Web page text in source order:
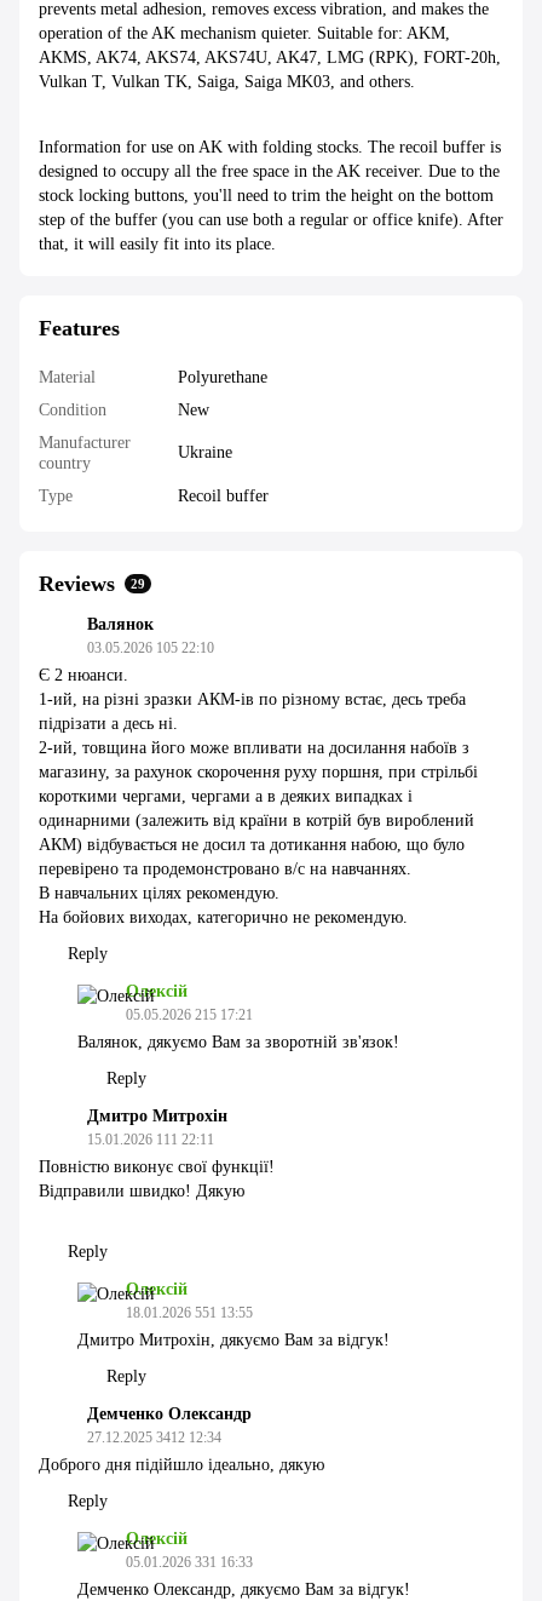
prevents metal adhesion, removes excess vibration, and makes the
operation of the AK mechanism quieter. Suitable for: AKM,
AKMS, AK74, AKS74, AKS74U, AK47, LMG (RPK), FORT-20h,
Vulkan T, Vulkan TK, Saiga, Saiga MK03, and others.
Information for use on AK with folding stocks. The recoil buffer is
designed to occupy all the free space in the AK receiver. Due to the
stock locking buttons, you'll need to trim the height on the bottom
step of the buffer (you can use both a regular or office knife). After
that, it will easily fit into its place.
Features
Material
Polyurethane
Condition
New
Manufacturer
country
Ukraine
Type Recoil buffer
Reviews 29
Валянок
03.05.2026 105 22:10
Є 2 нюанси.
1-ий, на різні зразки АКМ-ів по різному встає, десь треба
підрізати а десь ні.
2-ий, товщина його може впливати на досилання набоїв з
магазину, за рахунок скорочення руху поршня, при стрільбі
короткими чергами, чергами а в деяких випадках і
одинарними (залежить від країни в котрій був вироблений
АКМ) відбувається не досил та дотикання набою, що було
перевірено та продемонстровано в/с на навчаннях.
В навчальних цілях рекомендую.
На бойових виходах, категорично не рекомендую.
Reply
Олексій
05.05.2026 215 17:21
Валянок, дякуємо Вам за зворотній зв'язок!
Reply
Дмитро Митрохін
15.01.2026 111 22:11
Повністю виконує свої функції!
Відправили швидко! Дякую
Reply
Олексій
18.01.2026 551 13:55
Дмитро Митрохін, дякуємо Вам за відгук!
Reply
Демченко Олександр
27.12.2025 3412 12:34
Доброго дня підійшло ідеально, дякую
Reply
Олексій
05.01.2026 331 16:33
Демченко Олександр, дякуємо Вам за відгук!